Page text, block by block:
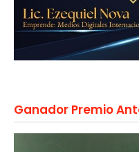
Ganador Premio